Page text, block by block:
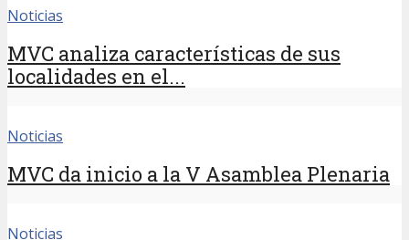
Noticias
MVC analiza características de sus
localidades en el...
Noticias
MVC da inicio a la V Asamblea Plenaria
Noticias